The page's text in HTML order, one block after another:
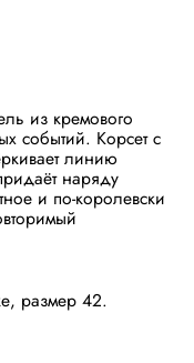
из кремового
событий. Корсет с
линию
наряду
и по-королевски
размер 42.